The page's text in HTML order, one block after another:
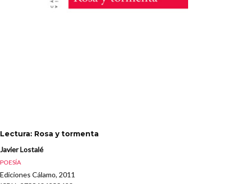
Lectura: Rosa y tormenta
Javier Lostalé
POESÍA
Ediciones Cálamo, 2011